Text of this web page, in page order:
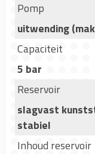
Pomp
uitwending
Capaciteit
5 bar
Reservoir
slagvast
stabiel
Inhoud reservoir